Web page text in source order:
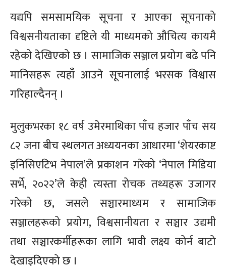
यद्यपि समसामयिक सूचना र आएका सूचनाको
विश्वसनीयताका दृष्टिले यी माध्यमको औचित्य कायमै
रहेको देखिएको छ । सामाजिक सञ्जाल प्रयोग बढे पनि
मानिसहरू त्यहाँ आउने सूचनालाई भरसक विश्वास
गरिहाल्दैनन् ।
मुलुकभरका १८ वर्ष उमेरमाथिका पाँच हजार पाँच सय
८२ जना बीच स्थलगत अध्ययनका आधारमा ‘शेयरकाष्ट
इनिसिएटिभ नेपाल’ले प्रकाशन गरेको ‘नेपाल मिडिया
सर्भे, २०२२’ले केही त्यस्ता रोचक तथ्यहरू उजागर
गरेको छ, जसले सञ्चारमाध्यम र सामाजिक
सञ्जालहरूको प्रयोग, विश्वसानीयता र सञ्चार उद्यमी
तथा सञ्चारकर्मीहरूका लागि भावी लक्ष्य कोर्न बाटो
देखाइदिएको छ ।